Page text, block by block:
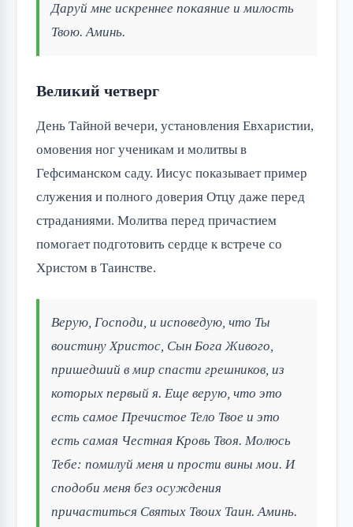
Даруй мне искреннее покаяние и милость
Твою. Аминь.
Великий четверг
День Тайной вечери, установления Евхаристии,
омовения ног ученикам и молитвы в
Гефсиманском саду. Иисус показывает пример
служения и полного доверия Отцу даже перед
страданиями. Молитва перед причастием
помогает подготовить сердце к встрече со
Христом в Таинстве.
Верую, Господи, и исповедую, что Ты
воистину Христос, Сын Бога Живого,
пришедший в мир спасти грешников, из
которых первый я. Еще верую, что это
есть самое Пречистое Тело Твое и это
есть самая Честная Кровь Твоя. Молюсь
Тебе: помилуй меня и прости вины мои. И
сподоби меня без осуждения
причаститься Святых Твоих Таин. Аминь.